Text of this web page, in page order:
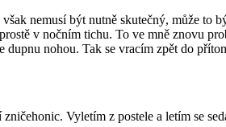
nemusí být nutně skutečný, může to
v nočním tichu. To ve mně znovu
dupnu nohou. Tak se vracím zpět do
Vyletím z postele a letím se